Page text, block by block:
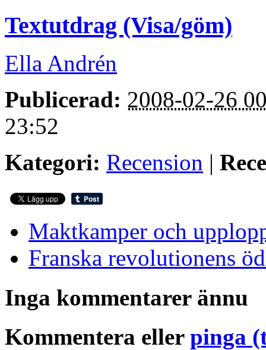
Textutdrag (Visa/göm)
Ella Andrén
Publicerad: 2008-02-26
23:52
Kategori: Recension |
Maktkamper och
Franska revolutionens
Inga kommentarer ännu
Kommentera eller pinga